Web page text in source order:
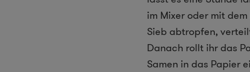
im Mixer oder mit
Sieb abtropfen,
Danach rollt ihr das
Samen in das Papier